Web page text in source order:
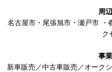
周
名古屋市 ・ 尾張旭市 ・ 瀬戸市 ・
ク
事
新車販売／中古車販売／オーク